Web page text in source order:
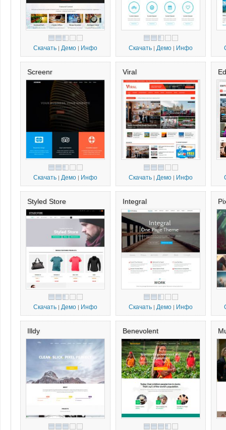
Скачать | Демо | Инфо Скачать | Демо | Инфо
Screenr
Скачать | Демо | Инфо
Viral
Скачать | Демо | Инфо
Styled Store
Скачать | Демо | Инфо
Integral
Скачать | Демо | Инфо
Illdy Benevolent